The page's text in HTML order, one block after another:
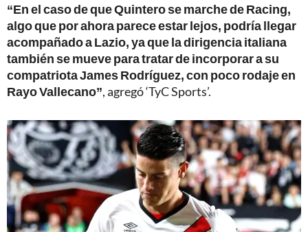
“En el caso de que Quintero se marche de Racing,
algo que por ahora parece estar lejos, podría llegar
acompañado a Lazio, ya que la dirigencia italiana
también se mueve para tratar de incorporar a su
compatriota James Rodríguez, con poco rodaje en
Rayo Vallecano”, agregó ‘TyC Sports’.